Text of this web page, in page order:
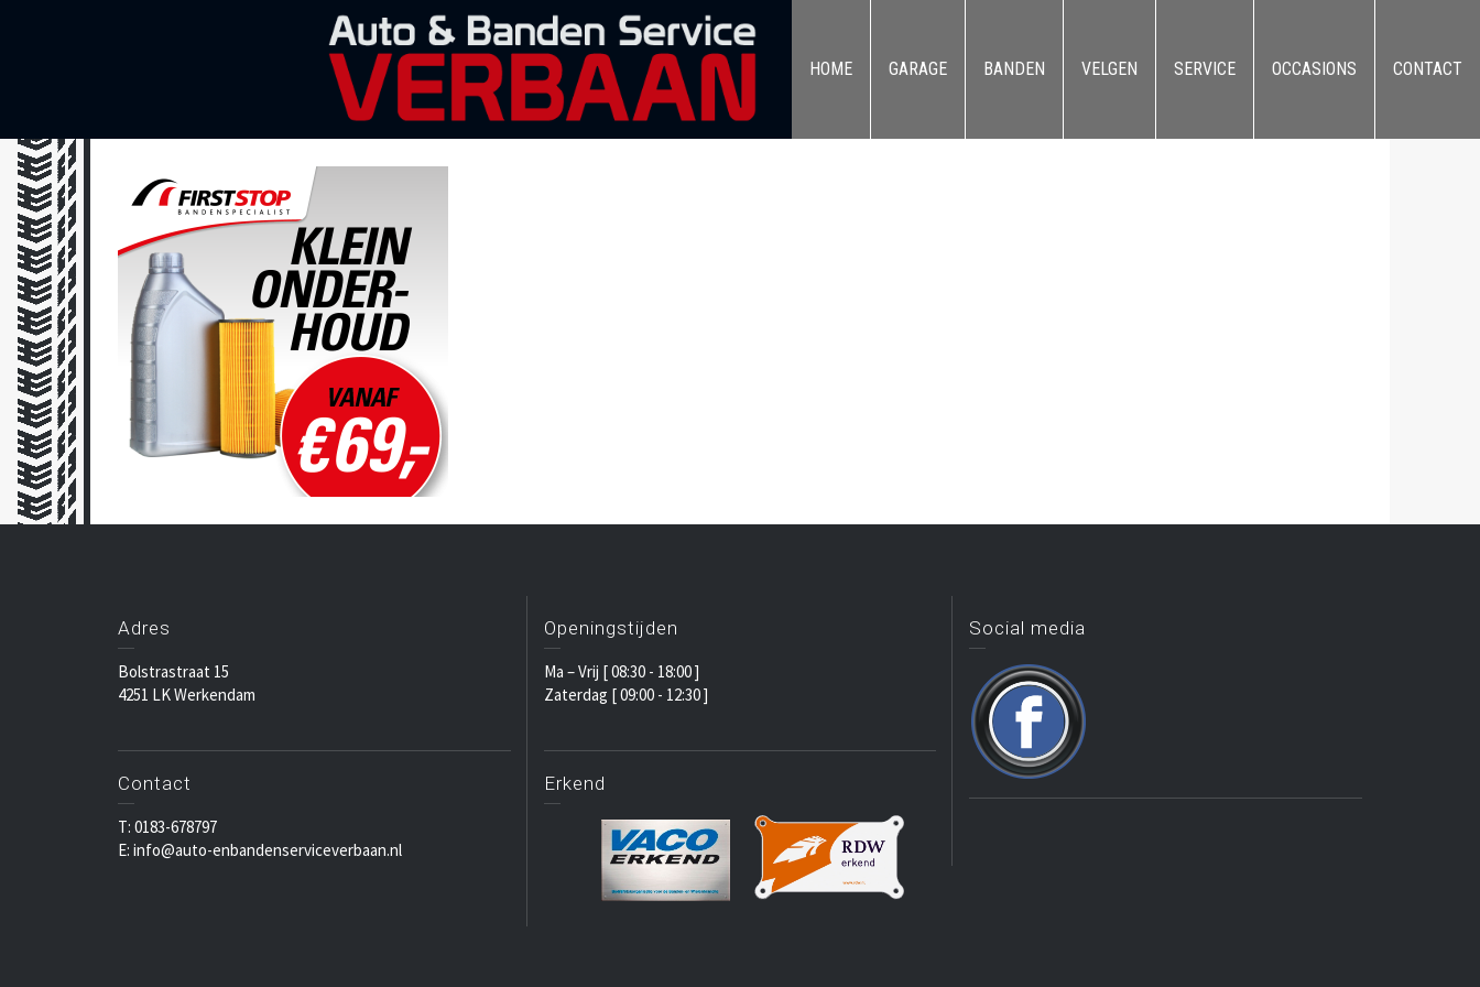
HOME GARAGE BANDEN VELGEN SERVICE OCCASIONS CONTACT
Adres
Bolstrastraat 15
4251 LK Werkendam
Contact
T: 0183-678797
E: info@auto-enbandenserviceverbaan.nl
Openingstijden
Ma – Vrij [ 08:30 - 18:00 ]
Zaterdag [ 09:00 - 12:30 ]
Erkend
Social media